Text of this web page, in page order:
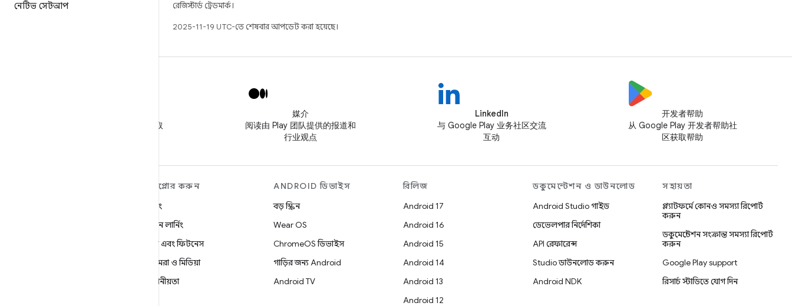
নেটিভ সেটআপ
রেজিস্টার্ড ট্রেডমার্ক।
2025-11-19 UTC-তে শেষবার আপডেট করা হয়েছে।
关注 @GooglePlayBiz，获取
媒介
阅读由 Play 团队提供的报道和
行业观点
LinkedIn
与 Google Play 业务社区交流
互动
开发者帮助
从 Google Play 开发者帮助社
区获取帮助
এক্সপ্লোর করুন
গেমিং
মেশিন লার্নিং
স্বাস্থ্য এবং ফিটনেস
ক্যামেরা ও মিডিয়া
গোপনীয়তা
ANDROID ডিভাইস
বড় স্ক্রিন
Wear OS
ChromeOS ডিভাইস
গাড়ির জন্য Android
Android TV
রিলিজ
Android 17
Android 16
Android 15
Android 14
Android 13
Android 12
ডকুমেন্টেশন ও ডাউনলোড
Android Studio গাইড
ডেভেলপার নির্দেশিকা
API রেফারেন্স
Studio ডাউনলোড করুন
Android NDK
সহায়তা
প্ল্যাটফর্মে কোনও সমস্যা রিপোর্ট
করুন
ডকুমেন্টেশন সংক্রান্ত সমস্যা রিপোর্ট
করুন
Google Play support
রিসার্চ স্টাডিতে যোগ দিন